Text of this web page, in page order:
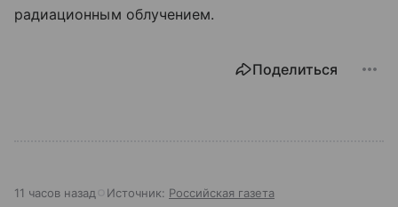
радиационным облучением.
Поделиться
11 часов назад Источник: Российская газета